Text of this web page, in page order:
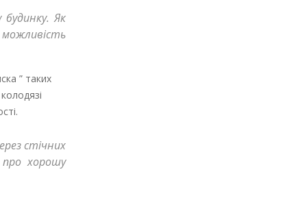
будинку. Як
можливість
” таких
стічних
хорошу